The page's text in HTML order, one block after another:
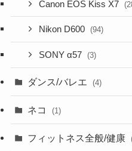
Canon EOS Kiss X7
Nikon D600 (94)
SONY α57 (3)
ダンス/バレエ (4)
ネコ (1)
フィットネス全般/健康